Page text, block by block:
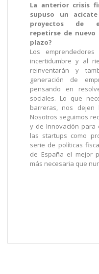
La anterior crisis
supuso un
proyectos de
repetirse de nuevo
plazo?
Los
incertidumbre y al
reinventarán y
generación de
pensando en
sociales. Lo que
barreras, nos dejen
Nosotros seguimos
y de Innovación para
las startups como
serie de políticas
de España el mejor
más necesaria que